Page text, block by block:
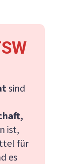
sind
ist,
für
es